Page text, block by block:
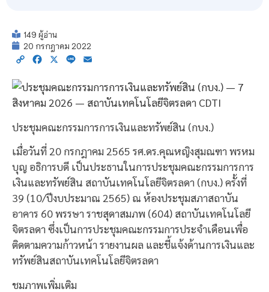
149 ผู้อ่าน
20 กรกฎาคม 2022
Copy Facebook
X Line
ประชุมคณะกรรมการการเงินและทรัพย์สิน (กบง.)
เมื่อวันที่ 20 กรกฎาคม 2565 รศ.ดร.คุณหญิงสุมณฑา พรหม
บุญ อธิการบดี เป็นประธานในการประชุมคณะกรรมการการ
เงินและทรัพย์สิน สถาบันเทคโนโลยีจิตรลดา (กบง.) ครั้งที่
39 (10/ปีงบประมาณ 2565) ณ ห้องประชุมสภาสถาบัน
อาคาร 60 พรรษา ราชสุดาสมภพ (604) สถาบันเทคโนโลยี
จิตรลดา ซึ่งเป็นการประชุมคณะกรรมการประจำเดือนเพื่อ
ติดตามความก้าวหน้า รายงานผล และชี้แจ้งด้านการเงินและ
ทรัพย์สินสถาบันเทคโนโลยีจิตรลดา
ชมภาพเพิ่มเติม